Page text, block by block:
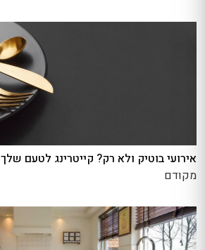
אירועי בוטיק ולא רק? קייטרינג לטעם שלך
מקודם